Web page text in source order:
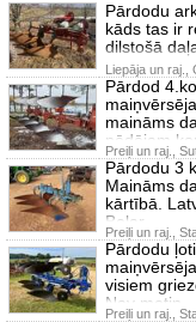
Pārdodu
kāds tas ir
dilstošā
Liepāja un raj.,
Pārdod
maināms
pēdējam
Preiļi un raj.,
Pārdodu 3
Maināms
kārtībā.
Belar
Preiļi un raj.,
Pārdodu
visiem
Nav metin
Preiļi un raj.,